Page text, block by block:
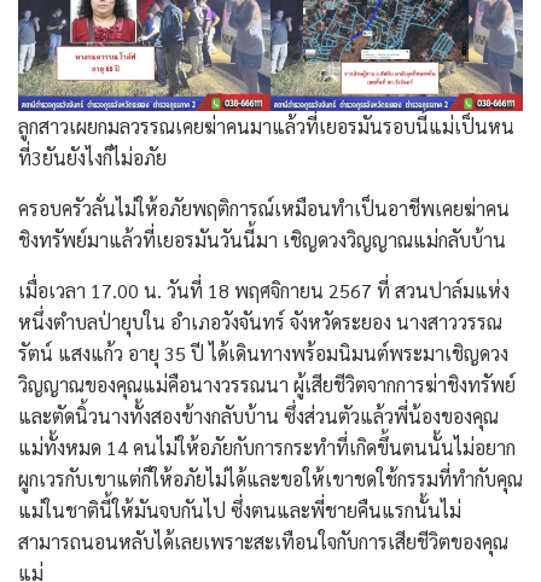
ลูกสาวเผยกมลวรรณเคยฆ่าคนมาแล้วที่เยอรมันรอบนี้แม่เป็นหน
ที่3ยันยังไงก็ไม่อภัย
ครอบครัวลั่นไม่ให้อภัยพฤติการณ์เหมือนทำเป็นอาชีพเคยฆ่าคน
ชิงทรัพย์มาแล้วที่เยอรมันวันนี้มา เชิญดวงวิญญาณแม่กลับบ้าน
เมื่อเวลา 17.00 น. วันที่ 18 พฤศจิกายน 2567 ที่ สวนปาล์มแห่ง
หนึ่งตำบลป่ายุบใน อำเภอวังจันทร์ จังหวัดระยอง นางสาววรรณ
รัตน์ แสงแก้ว อายุ 35 ปี ได้เดินทางพร้อมนิมนต์พระมาเชิญดวง
วิญญาณของคุณแม่คือนางวรรณนา ผู้เสียชีวิตจากการฆ่าชิงทรัพย์
และตัดนิ้วนางทั้งสองข้างกลับบ้าน ซึ่งส่วนตัวแล้วพี่น้องของคุณ
แม่ทั้งหมด 14 คนไม่ให้อภัยกับการกระทำที่เกิดขึ้นตนนั้นไม่อยาก
ผูกเวรกับเขาแต่ก็ให้อภัยไม่ได้และขอให้เขาชดใช้กรรมที่ทำกับคุณ
แม่ในชาตินี้ให้มันจบกันไป ซึ่งตนและพี่ชายคืนแรกนั้นไม่
สามารถนอนหลับได้เลยเพราะสะเทือนใจกับการเสียชีวิตของคุณ
แม่